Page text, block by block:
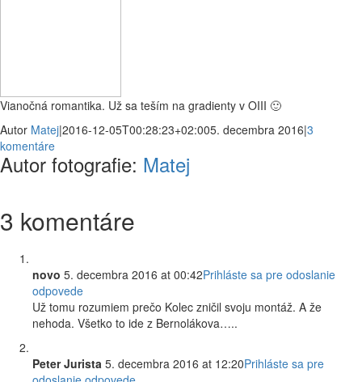
Vianočná romantika. Už sa teším na gradienty v OIII 🙂
Autor Matej|2016-12-05T00:28:23+02:005. decembra 2016|3
komentáre
Autor fotografie: Matej
3 komentáre
novo 5. decembra 2016 at 00:42Prihláste sa pre odoslanie
odpovede
Už tomu rozumiem prečo Kolec zničil svoju montáž. A že
nehoda. Všetko to ide z Bernolákova…..
Peter Jurista 5. decembra 2016 at 12:20Prihláste sa pre